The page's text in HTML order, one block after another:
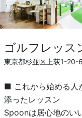
ゴルフレッス
東京都杉並区上荻1-20-
■ これから始める人
添ったレッスン
Spoonは居心地のい